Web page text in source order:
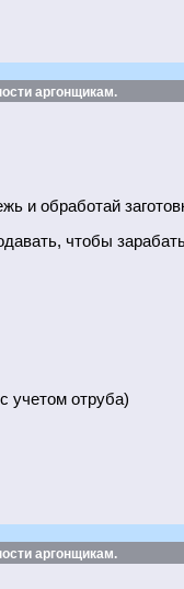
аргонщикам.
и обработай
чтобы
учетом отруба)
аргонщикам.